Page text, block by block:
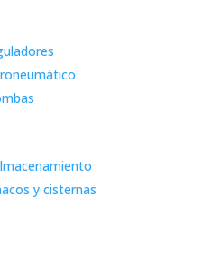
y cisternas